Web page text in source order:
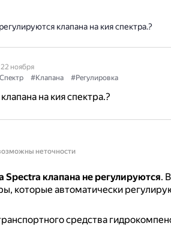
клапана на кия спектра.?
22 ноября
#Клапана #Регулировка
на кия спектра.?
неточности
Spectra клапана не регулируются.
которые автоматически
средства